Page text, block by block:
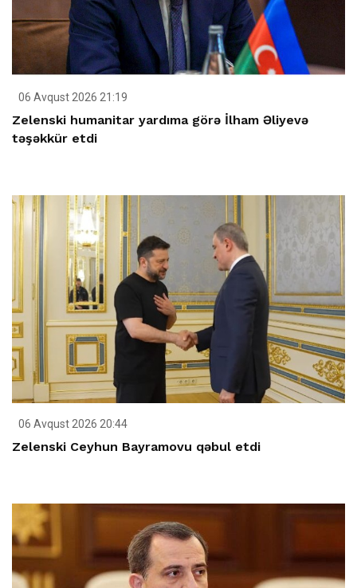
06 Avqust 2026 21:19
Zelenski humanitar yardıma görə İlham Əliyevə
təşəkkür etdi
06 Avqust 2026 20:44
Zelenski Ceyhun Bayramovu qəbul etdi